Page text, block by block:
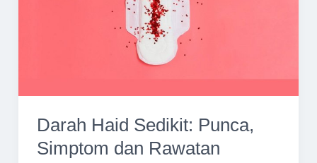
Darah Haid Sedikit: Punca,
Simptom dan Rawatan